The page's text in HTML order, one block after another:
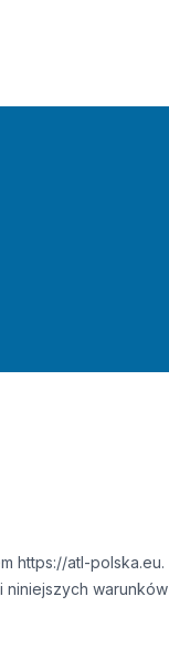
https://atl-polska.eu.
niniejszych warunków